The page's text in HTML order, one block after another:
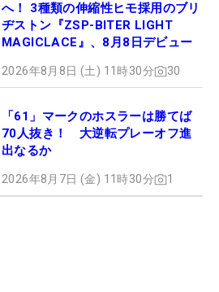
へ！ 3種類の伸縮性ヒモ採用のブリ
ヂストン『ZSP-BITER LIGHT
MAGICLACE』、8月8日デビュー
2026年8月8日 (土) 11時30分 30
「61」マークのホスラーは勝てば
70人抜き！ 大逆転プレーオフ進
出なるか
2026年8月7日 (金) 11時30分 1